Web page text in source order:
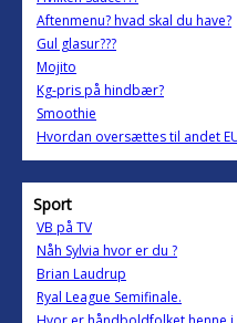
Aftenmenu? hvad skal du have?
Gul glasur???
Mojito
Kg-pris på hindbær?
Smoothie
Hvordan oversættes til andet
Sport
VB på TV
Nåh Sylvia hvor er du ?
Brian Laudrup
Ryal League Semifinale.